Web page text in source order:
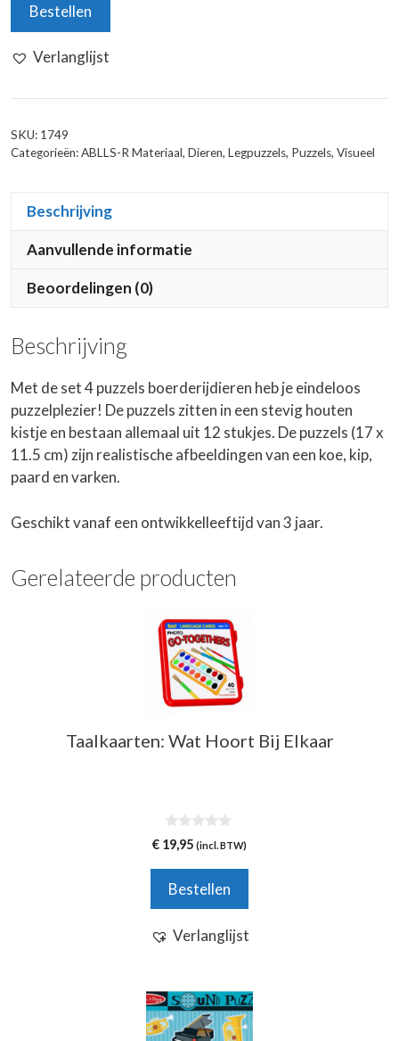
Puzzels
aantal
Bestellen
Verlanglijst
SKU: 1749
Categorieën:ABLLS-R Materiaal, Dieren, Legpuzzels, Puzzels, Visueel
Beschrijving
Aanvullende informatie
Beoordelingen (0)
Beschrijving
Met de set 4 puzzels boerderijdieren heb je eindeloos
puzzelplezier! De puzzels zitten in een stevig houten
kistje en bestaan allemaal uit 12 stukjes. De puzzels (17 x
11.5 cm) zijn realistische afbeeldingen van een koe, kip,
paard en varken.
Geschikt vanaf een ontwikkelleeftijd van 3 jaar.
Gerelateerde producten
Taalkaarten: Wat Hoort Bij Elkaar
0
v
5
€ 19,95 (incl. BTW)
Bestellen
Verlanglijst